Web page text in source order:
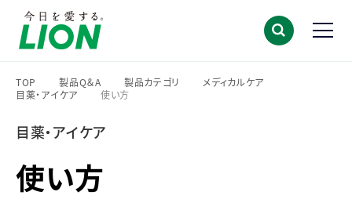
TOP
>
製品Q＆A
>
製品カテゴリ
メディカルケア
目薬・アイケア
使い方
目薬・アイケア
使い方